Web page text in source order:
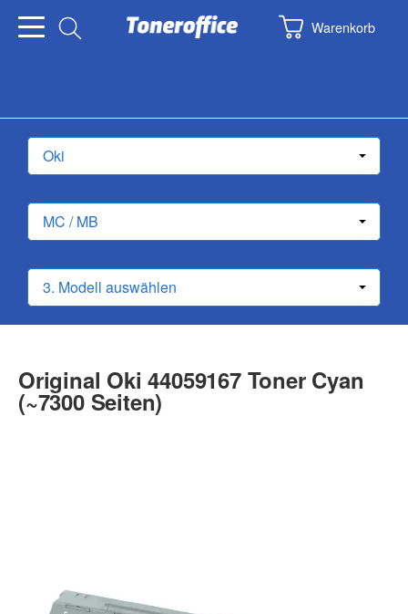
Warenkorb
Original Oki 44059167 Toner Cyan
(~7300 Seiten)